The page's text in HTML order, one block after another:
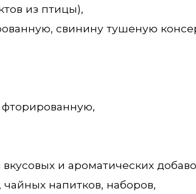
из птицы),
свинину тушеную
и ароматических
напитков, наборов,